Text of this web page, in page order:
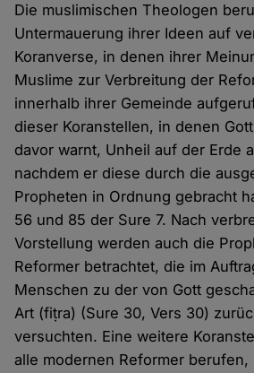
Die muslimischen Theologen
Untermauerung ihrer Ideen auf
Koranverse, in denen ihrer
Muslime zur Verbreitung der
innerhalb ihrer Gemeinde
dieser Koranstellen, in denen
davor warnt, Unheil auf der Erde
nachdem er diese durch die
Propheten in Ordnung gebracht
56 und 85 der Sure 7. Nach
Vorstellung werden auch die
Reformer betrachtet, die im
Menschen zu der von Gott
Art (fiṭra) (Sure 30, Vers 30)
versuchten. Eine weitere
alle modernen Reformer berufen,